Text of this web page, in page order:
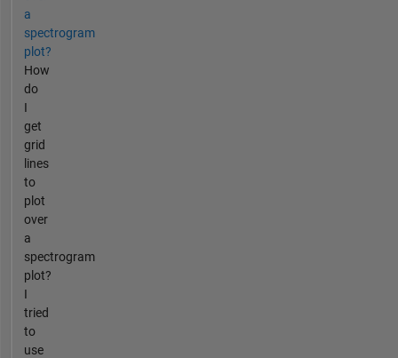
a
spectrogram
plot?
How
do
I
get
grid
lines
to
plot
over
a
spectrogram
plot?
I
tried
to
use